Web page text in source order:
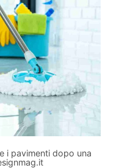
i pavimenti dopo una